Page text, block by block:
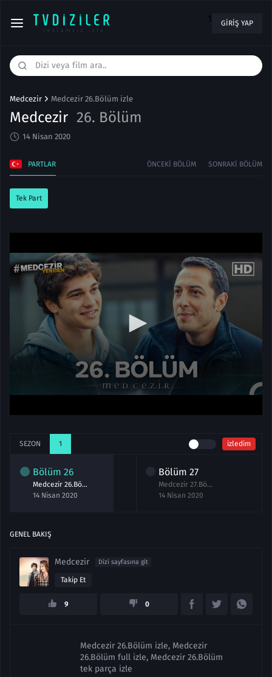
1 GIRIŞ YAP
Medcezir Medcezir 26.Bölüm izle
Medcezir 26. Bölüm
14 Nisan 2020
PARTLAR ÖNCEKI BÖLÜM SONRAKI BÖLÜM
Tek Part
SEZON 1 izledim
Bölüm 26
Medcezir 26.Bölüm izle
14 Nisan 2020
Bölüm 27
Medcezir 27.Bölüm izle
14 Nisan 2020
GENEL BAKIŞ
Medcezir Dizi sayfasına git
Takip Et
9 0
Medcezir 26.Bölüm izle, Medcezir
26.Bölüm full izle, Medcezir 26.Bölüm
tek parça izle